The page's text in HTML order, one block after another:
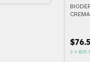
3 x